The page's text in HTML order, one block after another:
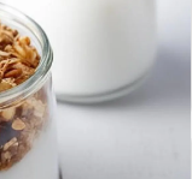
— 3